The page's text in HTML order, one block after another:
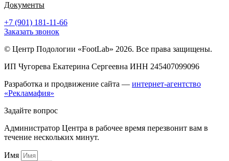
Документы
+7 (901) 181-11-66
Заказать звонок
© Центр Подологии «FootLab» 2026. Все права защищены.
ИП Чугорева Екатерина Сергеевна ИНН 245407099096
Разработка и продвижение сайта — интернет-агентство
«Рекламафия»
Задайте вопрос
Администратор Центра в рабочее время перезвонит вам в
течение нескольких минут.
Имя